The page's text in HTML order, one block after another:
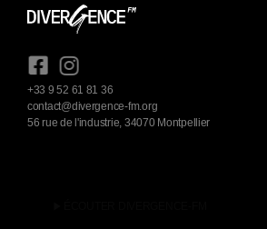
+33 9 52 61 81 36
contact@divergence-fm.org
56 rue de l'industrie, 34070 Montpellier